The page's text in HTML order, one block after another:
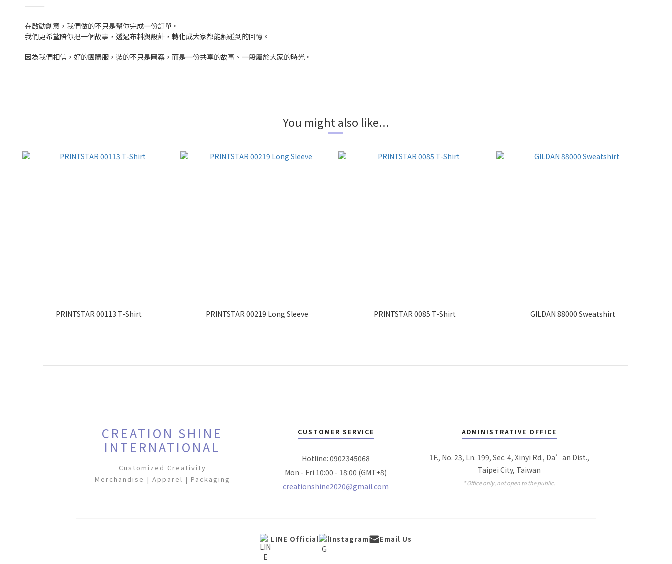
⸻
在啟動創意，我們做的不只是幫你完成一份訂單。
我們更希望陪你把一個故事，透過布料與設計，轉化成大家都能觸碰到的回憶。
因為我們相信，好的團體服，裝的不只是圖案，而是一份共享的故事、一段屬於大家的時光。
You might also like...
PRINTSTAR 00113 T-Shirt PRINTSTAR 00219 Long Sleeve PRINTSTAR 0085 T-Shirt GILDAN 88000 Sweatshirt
CREATION SHINE
INTERNATIONAL
Customized Creativity
Merchandise | Apparel | Packaging
CUSTOMER SERVICE
Hotline: 0902345068
Mon - Fri 10:00 - 18:00 (GMT+8)
creationshine2020@gmail.com
ADMINISTRATIVE OFFICE
1F., No. 23, Ln. 199, Sec. 4, Xinyi Rd., Da’an Dist.,
Taipei City, Taiwan
* Office only, not open to the public.
LINE Official Instagram Email Us